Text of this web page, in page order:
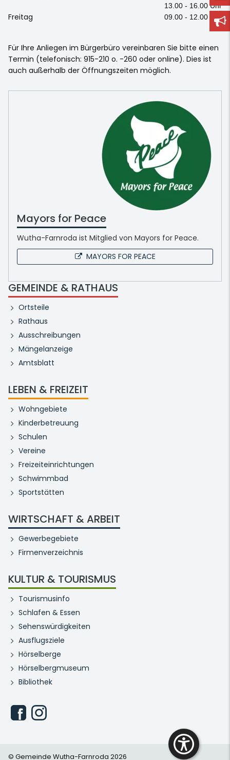
13.00 - 16.00 Uhr
Freitag 09.00 - 12.00 Uhr
Für Ihre Anliegen im Bürgerbüro vereinbaren Sie bitte einen
Termin (telefonisch: 915-210 o. -260 oder online). Dies ist
auch außerhalb der Öffnungszeiten möglich.
Mayors for Peace
Wutha-Farnroda ist Mitglied von Mayors for Peace.
MAYORS FOR PEACE
GEMEINDE & RATHAUS
Ortsteile
Rathaus
Ausschreibungen
Mängelanzeige
Amtsblatt
LEBEN & FREIZEIT
Wohngebiete
Kinderbetreuung
Schulen
Vereine
Freizeiteinrichtungen
Schwimmbad
Sportstätten
WIRTSCHAFT & ARBEIT
Gewerbegebiete
Firmenverzeichnis
KULTUR & TOURISMUS
Tourismusinfo
Schlafen & Essen
Sehenswürdigkeiten
Ausflugsziele
Hörselberge
Hörselbergmuseum
Bibliothek
© Gemeinde Wutha-Farnroda 2026